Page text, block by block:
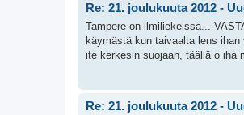
Re: 21. joulukuuta 2012 -
Tampere on ilmiliekeissä...
käymästä kun taivaalta lens
ite kerkesin suojaan, täällä o iha
Re: 21. joulukuuta 2012 -